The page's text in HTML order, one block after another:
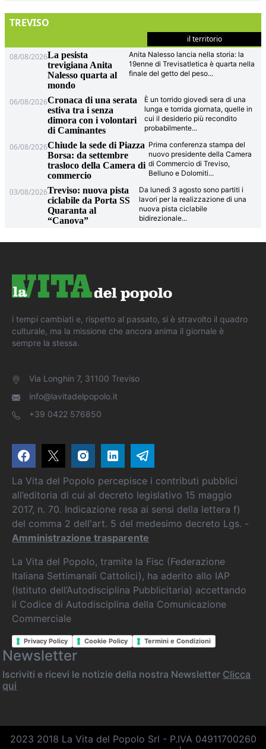
TREVISO
il territorio
08/08/2026La pesista
trevigiana Anita
Nalesso quarta al
mondo
Anita Nalesso lancia nella storia: la
19enne di Trevisatletica è quarta nella
finale del getto del peso...
06/08/2026Cronaca di una serata
estiva tra i senza
dimora con i volontari
di Caminantes
È un torrido giovedì sera di una
lunga e torrida giornata, quelle in
cui il desiderio più recondito
probabilmente...
06/08/2026Chiude la sede di Piazza
Borsa: da settembre
trasloco della Camera di
commercio
Prima conferenza stampa del
nuovo presidente della Camera
di Commercio di Treviso,
Belluno e Dolomiti...
03/08/2026Treviso: nuova pista
ciclabile da Porta SS
Quaranta al
“Canova”
Da lunedì 3 agosto sono partiti i
lavori per la realizzazione di una
nuova pista ciclabile
bidirezionale...
i tempi cambiati e, rispetto al passato, si è stravolto il quadro
culturale, ma la missione che ancora anima il giornale è
sempre la stessa.
Via Longhin 7, 31100 Treviso
info@lavitadelpopolo.it
+39 0422 576850
La Vita del Popolo percepisce i contributi pubblici
all’editoria di cui al decreto legislativo 15 maggio
2017, n. 70. Indicazione resa ai sensi della lettera f)
del comma 2 dell'art. 5 del medesimo decreto Lgs. -
Amministrazione trasparente
La Vita del Popolo, tramite la Fisc (Federazione
Italiana Settimanali Cattolici), ha aderito allo IAP
(Istituto dell’Autodisciplina Pubblicitaria) accettando
il Codice di Autodisciplina della Comunicazione
Commerciale
Privacy Policy Cookie Policy Termini e Condizioni
Newsletter
Iscriviti e ricevi le notizie della nostra Newsletter Clicca
qui
2023 2018 La Vita del Popolo Srl - P.IVA 04911700260